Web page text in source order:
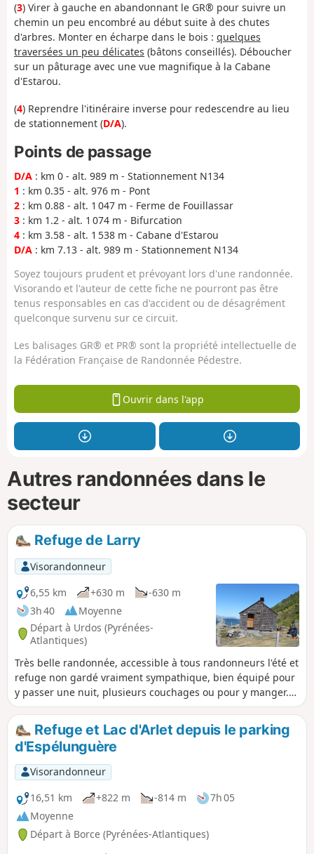
(3) Virer à gauche en abandonnant le GR® pour suivre un
chemin un peu encombré au début suite à des chutes
d'arbres. Monter en écharpe dans le bois : quelques
traversées un peu délicates (bâtons conseillés). Déboucher
sur un pâturage avec une vue magnifique à la Cabane
d'Estarou.
(4) Reprendre l'itinéraire inverse pour redescendre au lieu
de stationnement (D/A).
Points de passage
D/A : km 0 - alt. 989 m - Stationnement N134
1 : km 0.35 - alt. 976 m - Pont
2 : km 0.88 - alt. 1 047 m - Ferme de Fouillassar
3 : km 1.2 - alt. 1 074 m - Bifurcation
4 : km 3.58 - alt. 1 538 m - Cabane d'Estarou
D/A : km 7.13 - alt. 989 m - Stationnement N134
Soyez toujours prudent et prévoyant lors d'une randonnée.
Visorando et l'auteur de cette fiche ne pourront pas être
tenus responsables en cas d'accident ou de désagrément
quelconque survenu sur ce circuit.
Les balisages GR® et PR® sont la propriété intellectuelle de
la Fédération Française de Randonnée Pédestre.
Ouvrir dans l'app
Autres randonnées dans le
secteur
Refuge de Larry
Visorandonneur
6,55 km
+630 m
-630 m
3h 40
Moyenne
Départ à Urdos (Pyrénées-
Atlantiques)
Très belle randonnée, accessible à tous randonneurs l'été et
refuge non gardé vraiment sympathique, bien équipé pour
y passer une nuit, plusieurs couchages ou pour y manger.
Point d'eau potable à l’extérieur. Un plus pour les
randonneurs en forme, le Col d'Ayous avec ses magnifiques
vues sur les lacs et le Pic du Midi d'Ossau.
Refuge et Lac d'Arlet depuis le parking
d'Espélunguère
Visorandonneur
16,51 km
+822 m -814 m
7h 05
Moyenne
Départ à Borce (Pyrénées-Atlantiques)